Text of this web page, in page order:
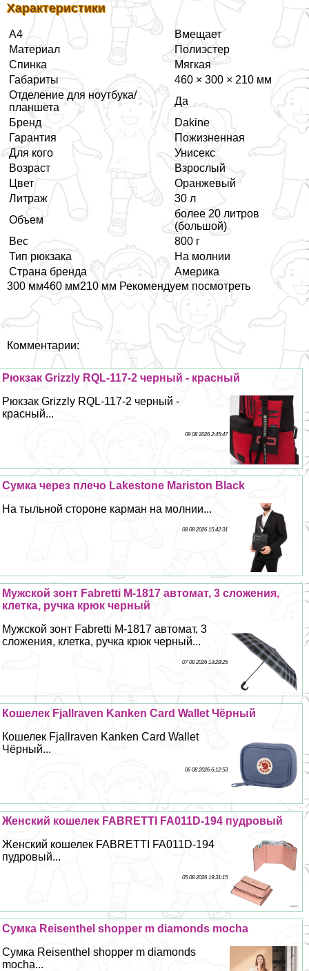
Хаpaктеристики
А4
Вмещает
Материал
Полиэстер
Спинка
Мягкая
Габариты
460 × 300 × 210 мм
Отделение для ноутбука/
планшета
Да
Бренд
Dakine
Гарантия
Пожизненная
Для кого
Униceкc
Возраст
Взрослый
Цвет
Оранжевый
Литраж
30 л
Объем
более 20 литров
(большой)
Вес
800 г
Тип рюкзака
На молнии
Страна бренда
Америка
300 мм460 мм210 мм Рекомендуем посмотреть
Комментарии:
Рюкзак Grizzly RQL-117-2 черный - красный
Рюкзак Grizzly RQL-117-2 черный -
красный...
09 08 2026 2:45:47
Сумка через плечо Lakestone Mariston Black
На тыльной стороне карман на молнии...
08 08 2026 15:42:31
Мужской зонт Fabretti M-1817 автомат, 3 сложения,
клетка, ручка крюк черный
Мужской зонт Fabretti M-1817 автомат, 3
сложения, клетка, ручка крюк черный...
07 08 2026 13:28:25
Кошелек Fjallraven Kanken Card Wallet Чёрный
Кошелек Fjallraven Kanken Card Wallet
Чёрный...
06 08 2026 6:12:53
Женский кошелек FABRETTI FA011D-194 пудровый
Женский кошелек FABRETTI FA011D-194
пудровый...
05 08 2026 19:31:15
Сумка Reisenthel shopper m diamonds mocha
Сумка Reisenthel shopper m diamonds
mocha...